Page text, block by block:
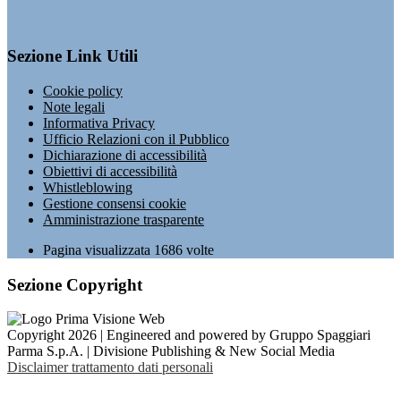
Sezione Link Utili
Cookie policy
Note legali
Informativa Privacy
Ufficio Relazioni con il Pubblico
Dichiarazione di accessibilità
Obiettivi di accessibilità
Whistleblowing
Gestione consensi cookie
Amministrazione trasparente
Pagina visualizzata 1686 volte
Sezione Copyright
Copyright 2026 | Engineered and powered by Gruppo Spaggiari
Parma S.p.A. | Divisione Publishing & New Social Media
Disclaimer trattamento dati personali